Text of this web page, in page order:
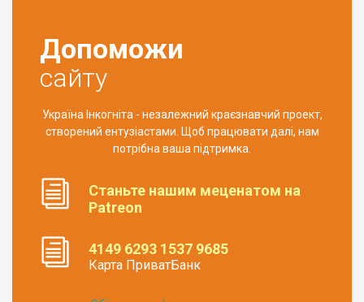
Допоможи
сайту
Україна Інкогніта - незалежний краєзнавчий проект,
створений ентузіастами. Щоб працювати далі, нам
потрібна ваша підтримка.
Станьте нашим меценатом на
Patreon
4149 6293 1537 9685
Карта ПриватБанк